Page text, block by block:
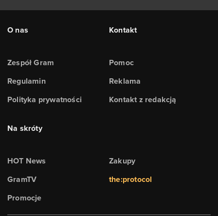
O nas
Zespół Gram
Regulamin
Polityka prywatności
Kontakt
Pomoc
Reklama
Kontakt z redakcją
Na skróty
HOT News
GramTV
Promocje
Zakupy
the:protocol